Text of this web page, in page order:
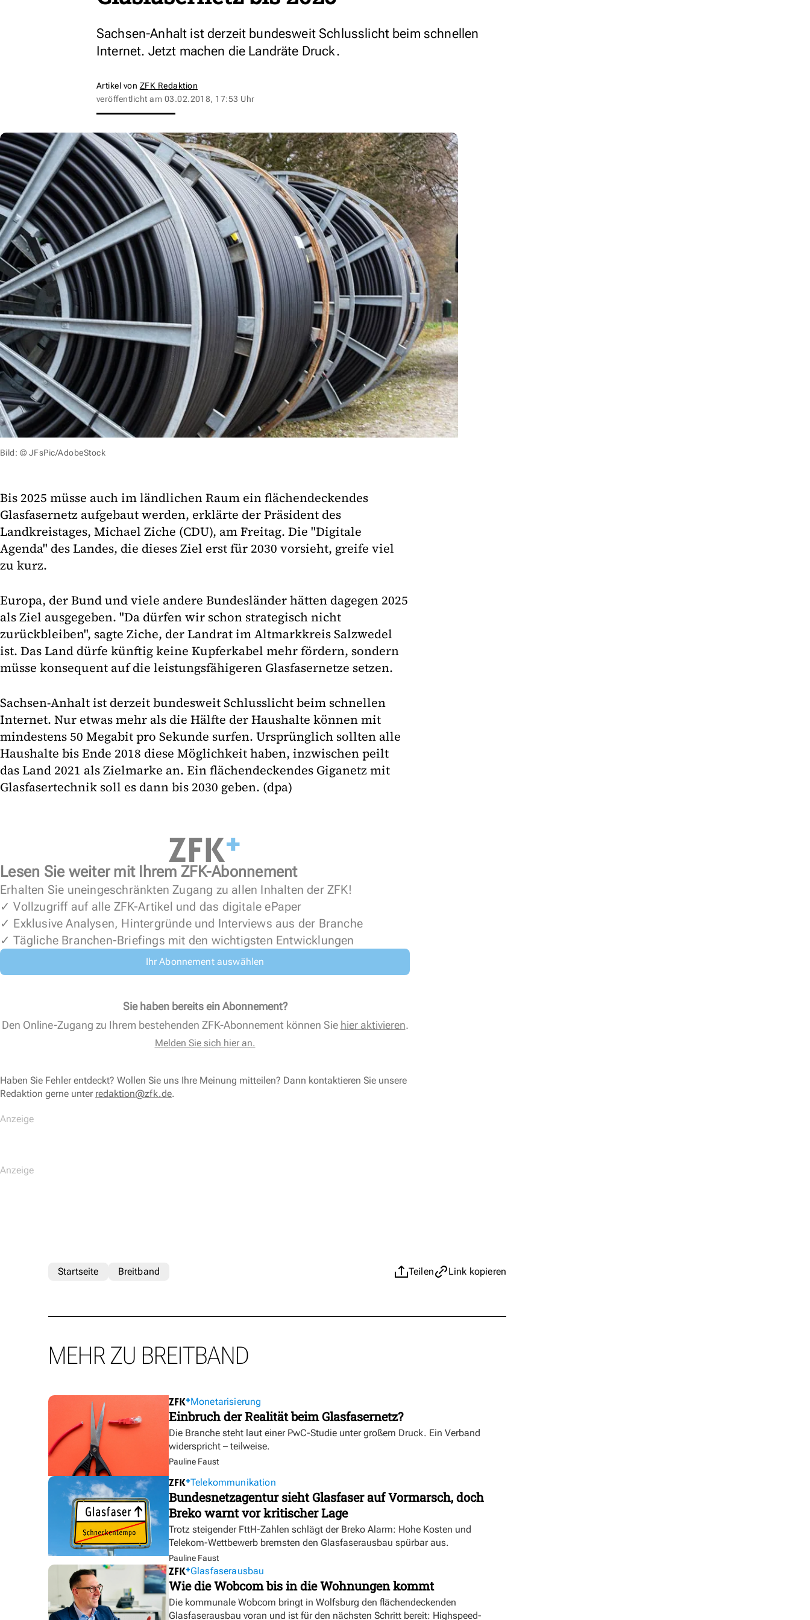
Sachsen-Anhalt ist derzeit bundesweit Schlusslicht beim schnellen
Internet. Jetzt machen die Landräte Druck.
Artikel von ZFK Redaktion
veröffentlicht am 03.02.2018, 17:53 Uhr
Bild: © JFsPic/AdobeStock
Bis 2025 müsse auch im ländlichen Raum ein flächendeckendes
Glasfasernetz aufgebaut werden, erklärte der Präsident des
Landkreistages, Michael Ziche (CDU), am Freitag. Die "Digitale
Agenda" des Landes, die dieses Ziel erst für 2030 vorsieht, greife viel
zu kurz.
Europa, der Bund und viele andere Bundesländer hätten dagegen 2025
als Ziel ausgegeben. "Da dürfen wir schon strategisch nicht
zurückbleiben", sagte Ziche, der Landrat im Altmarkkreis Salzwedel
ist. Das Land dürfe künftig keine Kupferkabel mehr fördern, sondern
müsse konsequent auf die leistungsfähigeren Glasfasernetze setzen.
Sachsen-Anhalt ist derzeit bundesweit Schlusslicht beim schnellen
Internet. Nur etwas mehr als die Hälfte der Haushalte können mit
mindestens 50 Megabit pro Sekunde surfen. Ursprünglich sollten alle
Haushalte bis Ende 2018 diese Möglichkeit haben, inzwischen peilt
das Land 2021 als Zielmarke an. Ein flächendeckendes Giganetz mit
Glasfasertechnik soll es dann bis 2030 geben. (dpa)
Lesen Sie weiter mit Ihrem ZFK-Abonnement
Erhalten Sie uneingeschränkten Zugang zu allen Inhalten der ZFK!
✓ Vollzugriff auf alle ZFK-Artikel und das digitale ePaper
✓ Exklusive Analysen, Hintergründe und Interviews aus der Branche
✓ Tägliche Branchen-Briefings mit den wichtigsten Entwicklungen
Ihr Abonnement auswählen
Sie haben bereits ein Abonnement?
Den Online-Zugang zu Ihrem bestehenden ZFK-Abonnement können Sie hier aktivieren.
Melden Sie sich hier an.
Haben Sie Fehler entdeckt? Wollen Sie uns Ihre Meinung mitteilen? Dann kontaktieren Sie unsere
Redaktion gerne unter redaktion@zfk.de.
Teilen Link kopieren
Startseite Breitband
MEHR ZU BREITBAND
Monetarisierung
Einbruch der Realität beim Glasfasernetz?
Die Branche steht laut einer PwC-Studie unter großem Druck. Ein Verband
widerspricht – teilweise.
Pauline Faust
Telekommunikation
Bundesnetzagentur sieht Glasfaser auf Vormarsch, doch
Breko warnt vor kritischer Lage
Trotz steigender FttH-Zahlen schlägt der Breko Alarm: Hohe Kosten und
Telekom-Wettbewerb bremsten den Glasfaserausbau spürbar aus.
Pauline Faust
Glasfaserausbau
Wie die Wobcom bis in die Wohnungen kommt
Die kommunale Wobcom bringt in Wolfsburg den flächendeckenden
Glasfaserausbau voran und ist für den nächsten Schritt bereit: Highspeed-